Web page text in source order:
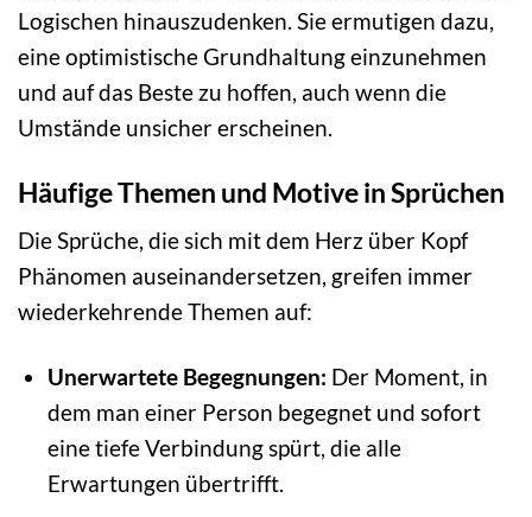
Logischen hinauszudenken. Sie ermutigen dazu,
eine optimistische Grundhaltung einzunehmen
und auf das Beste zu hoffen, auch wenn die
Umstände unsicher erscheinen.
Häufige Themen und Motive in Sprüchen
Die Sprüche, die sich mit dem Herz über Kopf
Phänomen auseinandersetzen, greifen immer
wiederkehrende Themen auf:
Unerwartete Begegnungen: Der Moment, in
dem man einer Person begegnet und sofort
eine tiefe Verbindung spürt, die alle
Erwartungen übertrifft.